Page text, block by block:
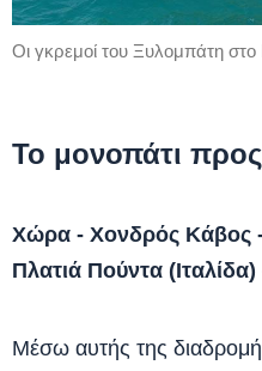
Οι γκρεμοί του Ξυλομπάτη στο
Το μονοπάτι προς
Χώρα - Χονδρός Κάβος
Πλατιά Πούντα
Μέσω αυτής της